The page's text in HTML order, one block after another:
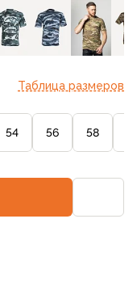
Таблица размеров
54 56 58